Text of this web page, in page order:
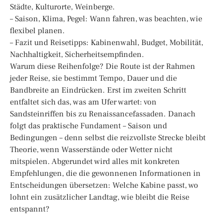
Städte, Kulturorte, Weinberge.
– Saison, Klima, Pegel: Wann fahren, was beachten, wie
flexibel planen.
– Fazit und Reisetipps: Kabinenwahl, Budget, Mobilität,
Nachhaltigkeit, Sicherheitsempfinden.
Warum diese Reihenfolge? Die Route ist der Rahmen
jeder Reise, sie bestimmt Tempo, Dauer und die
Bandbreite an Eindrücken. Erst im zweiten Schritt
entfaltet sich das, was am Ufer wartet: von
Sandsteinriffen bis zu Renaissancefassaden. Danach
folgt das praktische Fundament – Saison und
Bedingungen – denn selbst die reizvollste Strecke bleibt
Theorie, wenn Wasserstände oder Wetter nicht
mitspielen. Abgerundet wird alles mit konkreten
Empfehlungen, die die gewonnenen Informationen in
Entscheidungen übersetzen: Welche Kabine passt, wo
lohnt ein zusätzlicher Landtag, wie bleibt die Reise
entspannt?